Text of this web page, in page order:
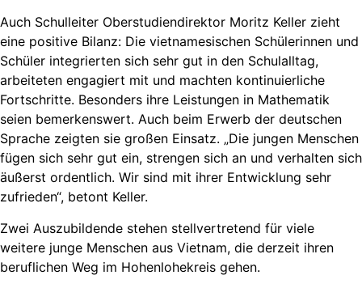
Auch Schulleiter Oberstudiendirektor Moritz Keller zieht
eine positive Bilanz: Die vietnamesischen Schülerinnen und
Schüler integrierten sich sehr gut in den Schulalltag,
arbeiteten engagiert mit und machten kontinuierliche
Fortschritte. Besonders ihre Leistungen in Mathematik
seien bemerkenswert. Auch beim Erwerb der deutschen
Sprache zeigten sie großen Einsatz. „Die jungen Menschen
fügen sich sehr gut ein, strengen sich an und verhalten sich
äußerst ordentlich. Wir sind mit ihrer Entwicklung sehr
zufrieden“, betont Keller.
Zwei Auszubildende stehen stellvertretend für viele
weitere junge Menschen aus Vietnam, die derzeit ihren
beruflichen Weg im Hohenlohekreis gehen.